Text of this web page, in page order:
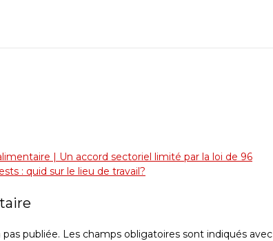
| Un accord sectoriel limité par la loi de 96
: quid sur le lieu de travail?
publiée. Les champs obligatoires sont indiqués avec